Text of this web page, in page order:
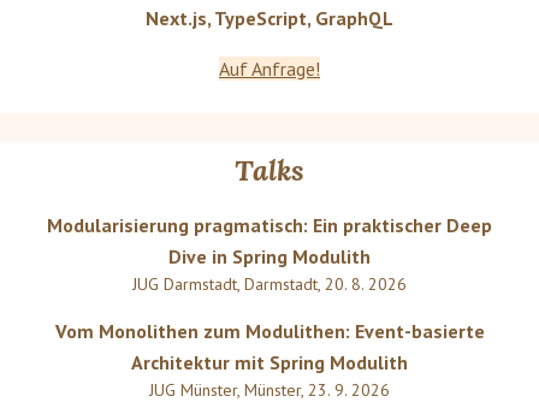
Next.js, TypeScript, GraphQL
Auf Anfrage!
Talks
Modularisierung pragmatisch: Ein praktischer Deep
Dive in Spring Modulith
JUG Darmstadt, Darmstadt, 20. 8. 2026
Vom Monolithen zum Modulithen: Event-basierte
Architektur mit Spring Modulith
JUG Münster, Münster, 23. 9. 2026